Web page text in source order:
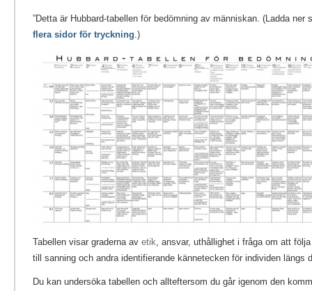
”Detta är Hubbard-tabellen för bedömning av människan. (Ladda ner
flera sidor för tryckning .)
Tabellen visar graderna av etik , ansvar, uthållighet i fråga om att
till sanning och andra identifierande kännetecken för individen längs
Du kan undersöka tabellen och allteftersom du går igenom den